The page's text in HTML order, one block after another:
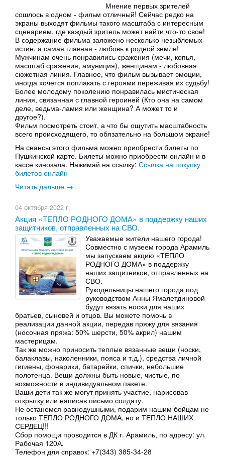
Мнение первых зрителей
сошлось в одном - фильм отличный! Сейчас редко на
экраны выходят фильмы такого масштаба с интересным
сценарием, где каждый зритель может найти что-то свое!
В содержание фильма заложено несколько незыблемых
истин, а самая главная - любовь к родной земле!
Мужчинам очень понравились сражения (мечи, копья,
масштаб сражения, амуниция), женщинам - любовная
сюжетная линия. Главное, что фильм вызывает эмоции,
иногда хочется поплакать с героями переживая их судьбу!
Более молодому поколению понравилась мистическая
линия, связанная с главной героиней (Кто она на самом
деле, ведьма-ламия или женщина? А может то и
другое?).
Фильм посмотреть стоит, а что бы ощутить масштабность
всего происходящего, то обязательно на большом экране!
На сеансы этого фильма можно приобрести билеты по
Пушкинской карте. Билеты можно приобрести онлайн и в
кассе кинозала. Нажимай на ссылку: Ссылка на покупку
билетов онлайн
Читать дальше →
04 октября 2022 г.
Акция «ТЕПЛО РОДНОГО ДОМА» в поддержку наших
защитников, отправленных на СВО.
Уважаемые жители нашего города!
Совместно с музеем города Арамиль
мы запускаем акцию «ТЕПЛО
РОДНОГО ДОМА» в поддержку
наших защитников, отправленных на
СВО.
Рукодельницы нашего города под
руководством Анны Ямалетдиновой
будут вязать носки для наших
братьев, сыновей и отцов. Вы можете помочь в
реализации данной акции, передав пряжу для вязания
(носочная пряжа: 50% шерсти, 50% акрил) нашим
мастерицам.
Так же можно приносить теплые вязанные вещи (носки,
балаклавы, наколенники, пояса и т.д.), средства личной
гигиены, фонарики, батарейки, спички, небольшие
полотенца. Вещи должны быть новые, чистые, по
возможности в индивидуальном пакете.
Ваши дети так же могут принять участие, нарисовав
открытку или написав письмо солдату.
Не останемся равнодушными, подарим нашим бойцам не
только ТЕПЛО РОДНОГО ДОМА, но и ТЕПЛО НАШИХ
СЕРДЕЦ!!!
Сбор помощи проводится в ДК г. Арамиль, по адресу: ул.
Рабочая 120А.
Телефон для справок: +7(343) 385-34-28